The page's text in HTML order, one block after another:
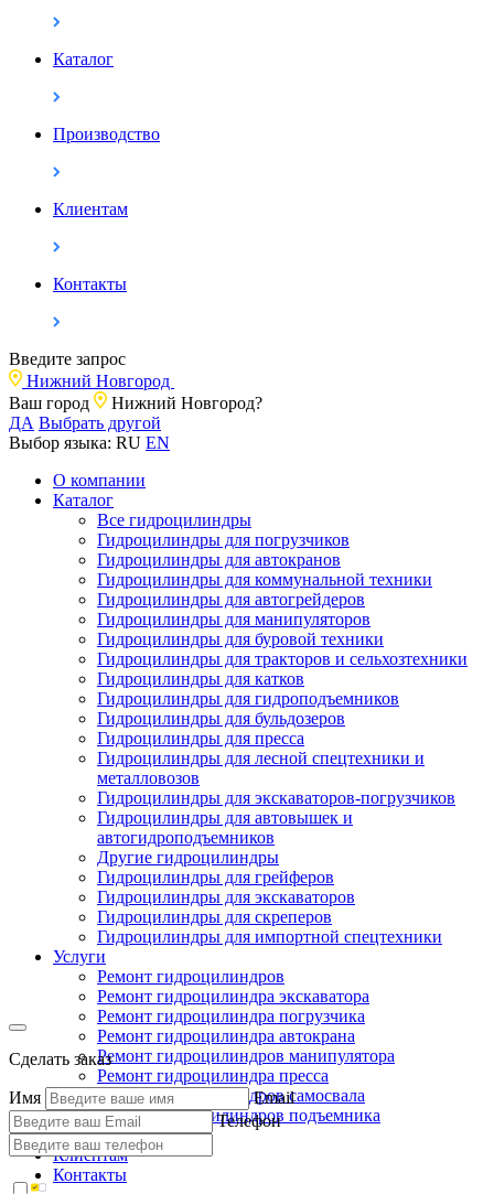
Каталог
Производство
Клиентам
Контакты
Введите запрос
Нижний Новгород
Ваш город
Нижний Новгород?
ДА Выбрать другой
Выбор языка: RU EN
О компании
Каталог
Все гидроцилиндры
Гидроцилиндры для погрузчиков
Гидроцилиндры для автокранов
Гидроцилиндры для коммунальной техники
Гидроцилиндры для автогрейдеров
Гидроцилиндры для манипуляторов
Гидроцилиндры для буровой техники
Гидроцилиндры для тракторов и сельхозтехники
Гидроцилиндры для катков
Гидроцилиндры для гидроподъемников
Гидроцилиндры для бульдозеров
Гидроцилиндры для пресса
Гидроцилиндры для лесной спецтехники и
металловозов
Гидроцилиндры для экскаваторов-погрузчиков
Гидроцилиндры для автовышек и
автогидроподъемников
Другие гидроцилиндры
Гидроцилиндры для грейферов
Гидроцилиндры для экскаваторов
Гидроцилиндры для скреперов
Гидроцилиндры для импортной спецтехники
Услуги
Ремонт гидроцилиндров
Ремонт гидроцилиндра экскаватора
Ремонт гидроцилиндра погрузчика
Ремонт гидроцилиндра автокрана
Ремонт гидроцилиндров манипулятора
Ремонт гидроцилиндра пресса
Ремонт гидроцилиндров самосвала
Ремонт гидроцилиндров подъемника
Производство
Клиентам
Контакты
Сделать заказ
Имя
Email
Телефон